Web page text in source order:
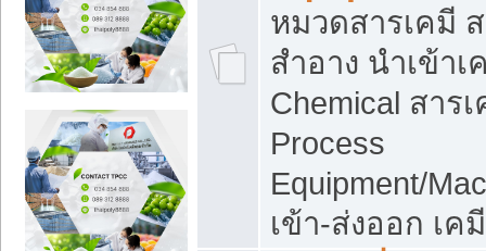
หมวดสารเคมี
สำอาง นำเข้
Chemical สาร
Process
Equipment/
เข้า-ส่งออก เ